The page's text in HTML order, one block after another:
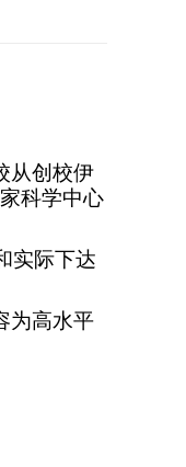
从创校伊
科学中心
实际下达
为高水平